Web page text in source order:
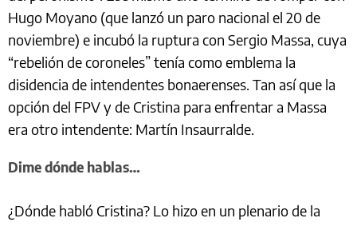
Hugo Moyano (que lanzó un paro nacional el 20 de
noviembre) e incubó la ruptura con Sergio Massa, cuya
“rebelión de coroneles” tenía como emblema la
disidencia de intendentes bonaerenses. Tan así que la
opción del FPV y de Cristina para enfrentar a Massa
era otro intendente: Martín Insaurralde.
Dime dónde hablas…
¿Dónde habló Cristina? Lo hizo en un plenario de la